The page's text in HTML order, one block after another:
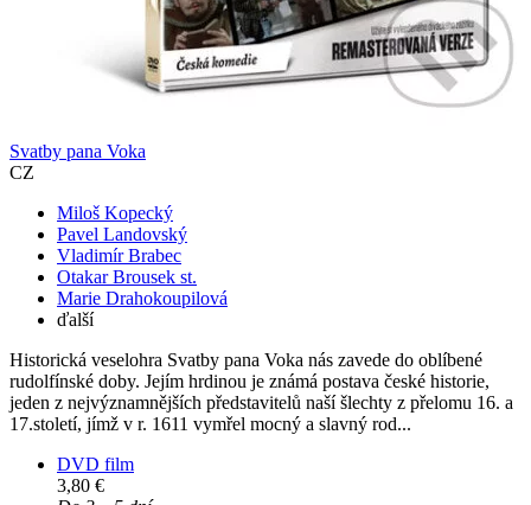
Svatby pana Voka
CZ
Miloš Kopecký
Pavel Landovský
Vladimír Brabec
Otakar Brousek st.
Marie Drahokoupilová
ďalší
Historická veselohra Svatby pana Voka nás zavede do oblíbené
rudolfínské doby. Jejím hrdinou je známá postava české historie,
jeden z nejvýznamnějších představitelů naší šlechty z přelomu 16. a
17.století, jímž v r. 1611 vymřel mocný a slavný rod...
DVD film
3,80 €